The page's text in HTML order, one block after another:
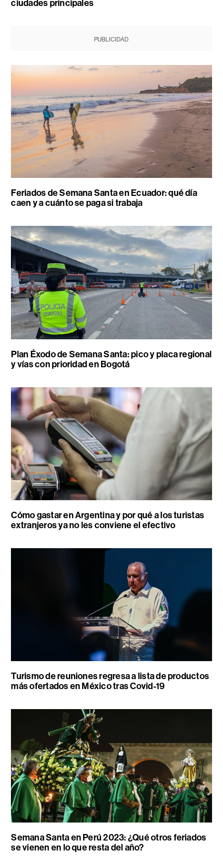
ciudades principales
PUBLICIDAD
Feriados de Semana Santa en Ecuador: qué día
caen y a cuánto se paga si trabaja
Plan Éxodo de Semana Santa: pico y placa regional
y vías con prioridad en Bogotá
Cómo gastar en Argentina y por qué a los turistas
extranjeros ya no les conviene el efectivo
Turismo de reuniones regresa a lista de productos
más ofertados en México tras Covid-19
Semana Santa en Perú 2023: ¿Qué otros feriados
se vienen en lo que resta del año?